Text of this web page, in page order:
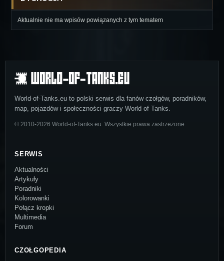
Aktualnie nie ma wpisów powiązanych z tym tematem
World-of-Tanks.eu to polski serwis dla fanów czołgów, poradników,
map, pojazdów i społeczności graczy World of Tanks.
© 2010-2026 World-of-Tanks.eu. Wszystkie prawa zastrzeżone.
SERWIS
Aktualności
Artykuły
Poradniki
Kolorowanki
Połącz kropki
Multimedia
Forum
CZOŁGOPEDIA